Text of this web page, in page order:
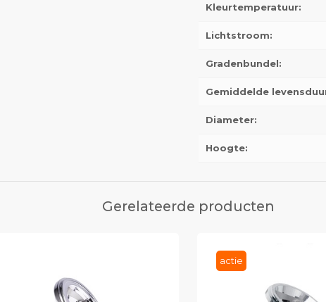
Kleurtemperatuur:
Lichtstroom:
Gradenbundel:
Gemiddelde
Diameter:
Hoogte:
Gerelateerde producten
actie